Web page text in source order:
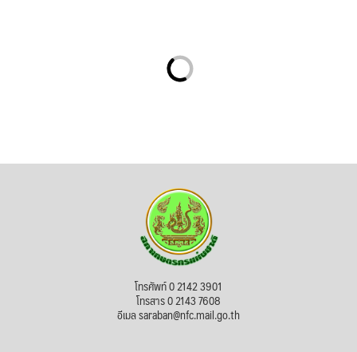
โทรศัพท์ 0 2142 3901
โทรสาร 0 2143 7608
อีเมล saraban@nfc.mail.go.th